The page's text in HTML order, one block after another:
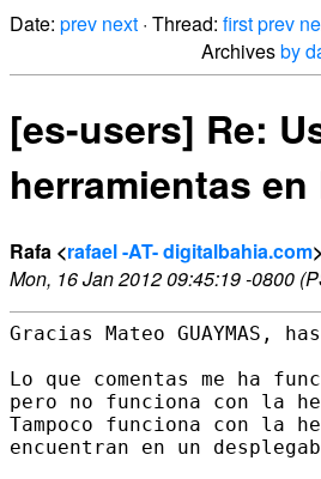
Date: prev next · Thread: firstprev
Archivesby
[es-users] Re:
herramientas en
Rafa <rafael -AT- digitalbahia.com>
Mon, 16 Jan 2012 09:45:19 -0800
Gracias Mateo GUAYMAS,
Lo que comentas me ha
pero no funciona con la
Tampoco funciona con la
encuentran en un